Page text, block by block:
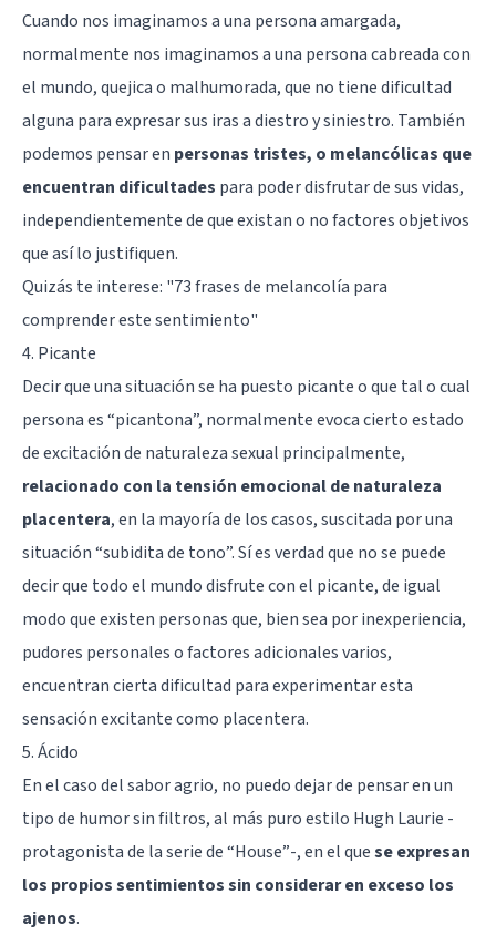
Cuando nos imaginamos a una persona amargada,
normalmente nos imaginamos a una persona cabreada con
el mundo, quejica o malhumorada, que no tiene dificultad
alguna para expresar sus iras a diestro y siniestro. También
podemos pensar en personas tristes, o melancólicas que
encuentran dificultades para poder disfrutar de sus vidas,
independientemente de que existan o no factores objetivos
que así lo justifiquen.
Quizás te interese: "73 frases de melancolía para
comprender este sentimiento"
4. Picante
Decir que una situación se ha puesto picante o que tal o cual
persona es “picantona”, normalmente evoca cierto estado
de excitación de naturaleza sexual principalmente,
relacionado con la tensión emocional de naturaleza
placentera, en la mayoría de los casos, suscitada por una
situación “subidita de tono”. Sí es verdad que no se puede
decir que todo el mundo disfrute con el picante, de igual
modo que existen personas que, bien sea por inexperiencia,
pudores personales o factores adicionales varios,
encuentran cierta dificultad para experimentar esta
sensación excitante como placentera.
5. Ácido
En el caso del sabor agrio, no puedo dejar de pensar en un
tipo de humor sin filtros, al más puro estilo Hugh Laurie -
protagonista de la serie de “House”-, en el quese expresan
los propios sentimientos sin considerar en exceso los
ajenos.